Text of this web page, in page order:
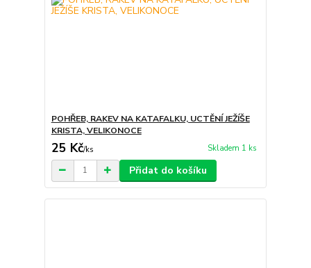
POHŘEB, RAKEV NA KATAFALKU, UCTĚNÍ JEŽÍŠE
KRISTA, VELIKONOCE
25 Kč/ks Skladem 1 ks
Přidat do košíku